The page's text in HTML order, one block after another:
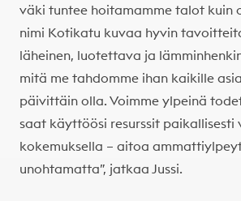
väki tuntee hoitamamme talot kuin
nimi Kotikatu kuvaa hyvin
läheinen, luotettava ja
mitä me tahdomme ihan kaikille
päivittäin olla. Voimme ylpeinä
saat käyttöösi resurssit paikallisesti
kokemuksella – aitoa
unohtamatta”, jatkaa Jussi.